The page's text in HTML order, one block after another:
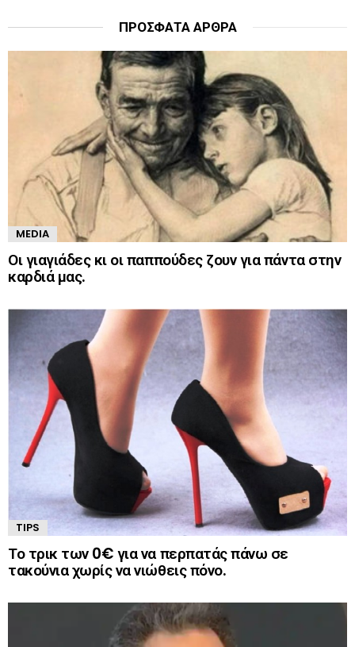
ΠΡΌΣΦΑΤΑ ΆΡΘΡΑ
MEDIA
Οι γιαγιάδες κι οι παππούδες ζουν για πάντα στην
καρδιά μας.
TIPS
Το τρικ των 0€ για να περπατάς πάνω σε
τακούνια χωρίς να νιώθεις πόνο.